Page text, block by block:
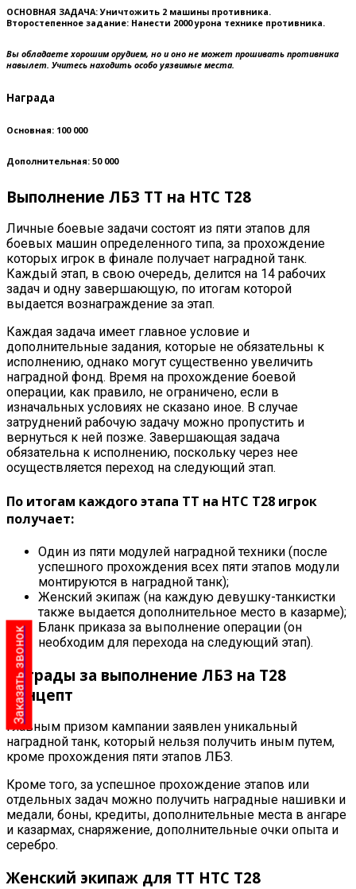
ОСНОВНАЯ ЗАДАЧА:Уничтожить 2 машины противника.
Второстепенное задание: Нанести 2000 урона технике противника.
Вы обладаете хорошим орудием, но и оно не может прошивать противника
навылет. Учитесь находить особо уязвимые места.
Награда
Основная: 100 000
Дополнительная: 50 000
Выполнение ЛБЗ ТТ на HTC T28
Личные боевые задачи состоят из пяти этапов для
боевых машин определенного типа, за прохождение
которых игрок в финале получает наградной танк.
Каждый этап, в свою очередь, делится на 14 рабочих
задач и одну завершающую, по итогам которой
выдается вознаграждение за этап.
Каждая задача имеет главное условие и
дополнительные задания, которые не обязательны к
исполнению, однако могут существенно увеличить
наградной фонд. Время на прохождение боевой
операции, как правило, не ограничено, если в
изначальных условиях не сказано иное. В случае
затруднений рабочую задачу можно пропустить и
вернуться к ней позже. Завершающая задача
обязательна к исполнению, поскольку через нее
осуществляется переход на следующий этап.
По итогам каждого этапа ТТ на HTC Т28 игрок
получает:
Один из пяти модулей наградной техники (после
успешного прохождения всех пяти этапов модули
монтируются в наградной танк);
Женский экипаж (на каждую девушку-танкистки
также выдается дополнительное место в казарме);
Бланк приказа за выполнение операции (он
необходим для перехода на следующий этап).
Награды за выполнение ЛБЗ на Т28
Концепт
Главным призом кампании заявлен уникальный
наградной танк, который нельзя получить иным путем,
кроме прохождения пяти этапов ЛБЗ.
Кроме того, за успешное прохождение этапов или
отдельных задач можно получить наградные нашивки и
медали, боны, кредиты, дополнительные места в ангаре
и казармах, снаряжение, дополнительные очки опыта и
серебро.
Женский экипаж для ТТ HTC T28
Заказать звонок